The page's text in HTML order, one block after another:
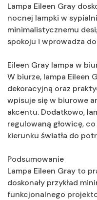
Lampa Eileen Gray
nocnej lampki w
minimalistycznemu
spokoju i wprowadza
Eileen Gray lampa w
W biurze, lampa Eileen
dekoracyjną oraz
wpisuje się w biurowe
akcentu. Dodatkowo,
regulowaną głowicę,
kierunku światła do
Podsumowanie
Lampa Eileen Gray to
doskonały przykład
funkcjonalnego